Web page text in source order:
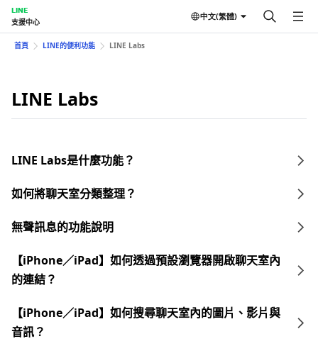
LINE
支援中心
中文(繁體)
首頁 LINE的便利功能 LINE Labs
LINE Labs
LINE Labs是什麼功能？
如何將聊天室分類整理？
無聲訊息的功能說明
【iPhone／iPad】如何透過預設瀏覽器開啟聊天室內
的連結？
【iPhone／iPad】如何搜尋聊天室內的圖片、影片與
音訊？